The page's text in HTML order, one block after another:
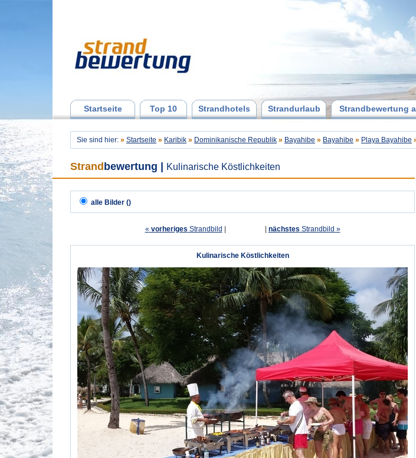
Startseite Top 10 Strandhotels Strandurlaub Strandbewertung
Sie sind hier: » Startseite » Karibik » Dominikanische Republik » Bayahibe » Bayahibe » Playa Bayahibe
Strand bewertung Kulinarische Köstlichkeiten
alle Bilder ()
« vorheriges Strandbild nächstes Strandbild »
Kulinarische Köstlichkeiten